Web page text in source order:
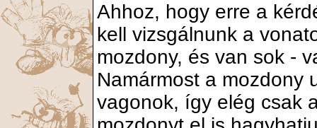
Ahhoz, hogy erre a
kell vizsgálnunk a
mozdony, és van sok -
Namármost a mozdony
vagonok, így elég csak